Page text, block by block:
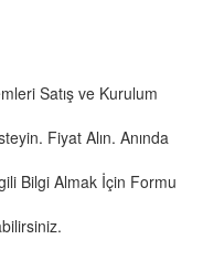
Satış ve Kurulum
Fiyat Alın. Anında
Bilgi Almak İçin Formu